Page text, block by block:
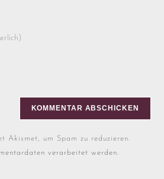
Akismet, um Spam zu reduzieren.
verarbeitet werden.